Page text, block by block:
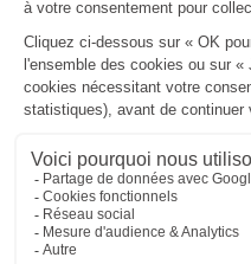
Mentions légalesPolitique
MBA
235 Rue Helene
Bureau